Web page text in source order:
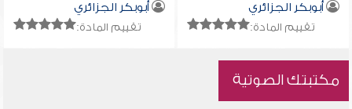
أبوبكر الجزائري
تقييم المادة:
أبوبكر الجزائري
تقييم المادة:
مكتبتك الصوتية